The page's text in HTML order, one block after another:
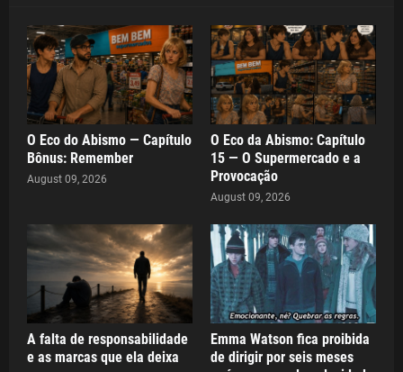
O Eco do Abismo — Capítulo
Bônus: Remember
August 09, 2026
O Eco da Abismo: Capítulo
15 — O Supermercado e a
Provocação
August 09, 2026
A falta de responsabilidade
e as marcas que ela deixa
Emma Watson fica proibida
de dirigir por seis meses